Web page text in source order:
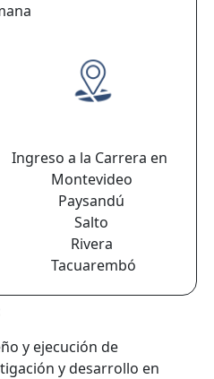
Ingreso a la Carrera en
Montevideo
Paysandú
Salto
Rivera
Tacuarembó
y ejecución de
y desarrollo en